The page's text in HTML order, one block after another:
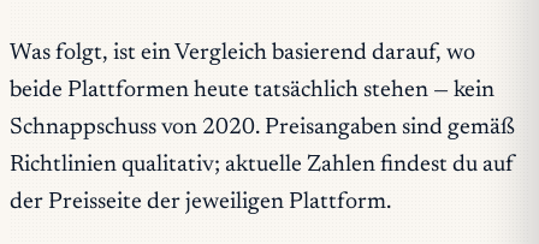
Was folgt, ist ein Vergleich basierend darauf, wo
beide Plattformen heute tatsächlich stehen — kein
Schnappschuss von 2020. Preisangaben sind gemäß
Richtlinien qualitativ; aktuelle Zahlen findest du auf
der Preisseite der jeweiligen Plattform.